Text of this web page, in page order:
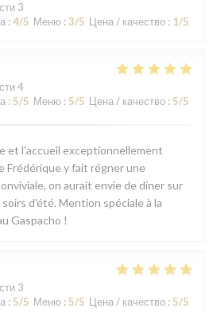
3
: 4/5 Меню : 3/5 Цена / качество : 1/5
4
: 5/5 Меню : 5/5 Цена / качество : 5/5
et l'accueil exceptionnellement
Frédérique y fait régner une
on aurait envie de diner sur
d'été. Mention spéciale à la
Gaspacho !
3
: 5/5 Меню : 5/5 Цена / качество : 5/5